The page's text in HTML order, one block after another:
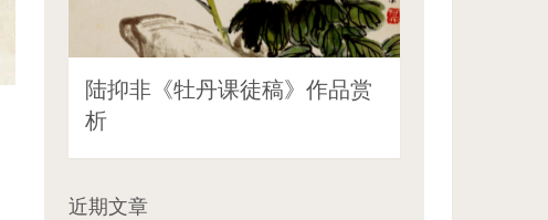
陆抑非《牡丹课徒稿》作品赏
析
近期文章